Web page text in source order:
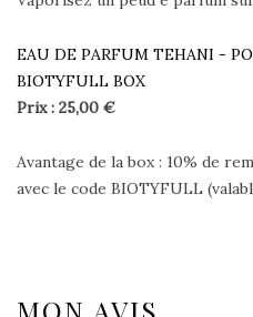
EAU DE PARFUM TEHANI -
BIOTYFULL BOX
Prix : 25,00 €
Avantage de la box : 10% de
avec le code BIOTYFULL